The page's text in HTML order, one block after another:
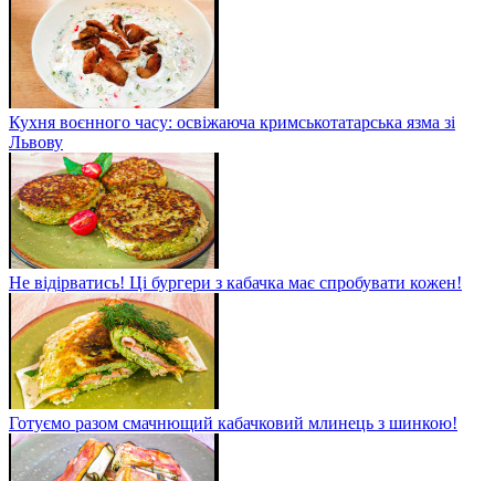
Кухня воєнного часу: освіжаюча кримськотатарська язма зі
Львову
Не відірватись! Ці бургери з кабачка має спробувати кожен!
Готуємо разом смачнющий кабачковий млинець з шинкою!